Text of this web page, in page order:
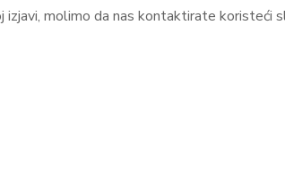
izjavi, molimo da nas kontaktirate koristeći